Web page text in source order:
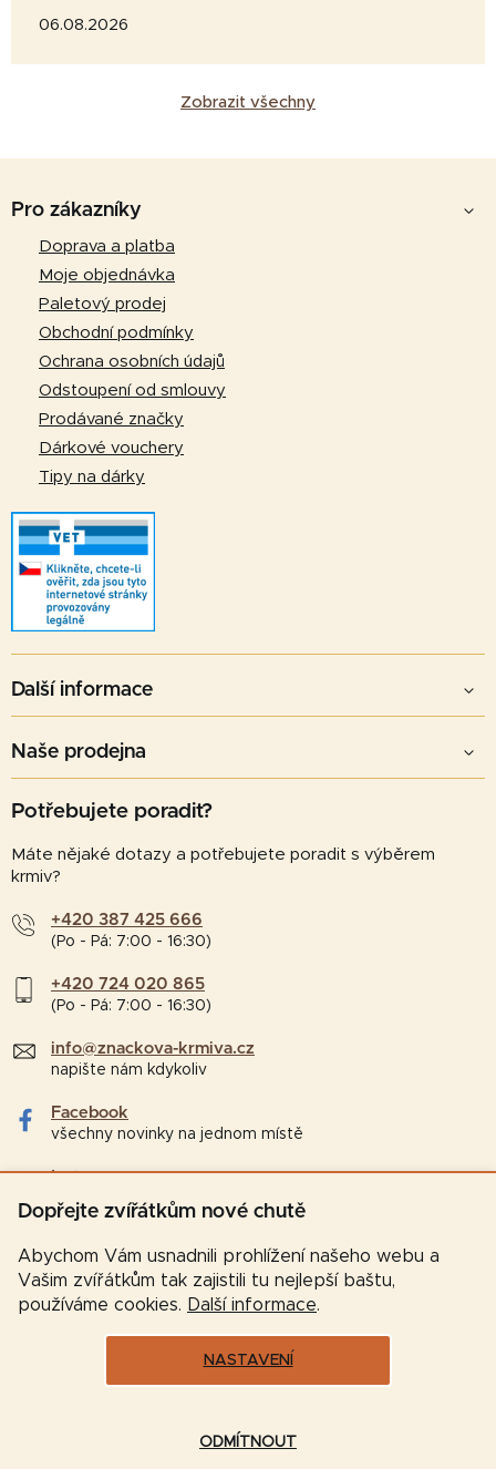
Dopřejte zvířátkům nové chutě
Abychom Vám usnadnili prohlížení našeho webu a
Vašim zvířátkům tak zajistili tu nejlepší baštu,
používáme cookies. Další informace.
NASTAVENÍ
ODMÍTNOUT
06.08.2026
Zobrazit všechny
Pro zákazníky
Doprava a platba
Moje objednávka
Paletový prodej
Obchodní podmínky
Ochrana osobních údajů
Odstoupení od smlouvy
Prodávané značky
Dárkové vouchery
Tipy na dárky
Další informace
Naše prodejna
Potřebujete poradit?
Máte nějaké dotazy a potřebujete poradit s výběrem
krmiv?
+420 387 425 666
(Po - Pá: 7:00 - 16:30)
+420 724 020 865
(Po - Pá: 7:00 - 16:30)
info@znackova-krmiva.cz
napište nám kdykoliv
Facebook
všechny novinky na jednom místě
Instagram
tipy a zajímavosti pro chovatele
Vytvořil Shoptet